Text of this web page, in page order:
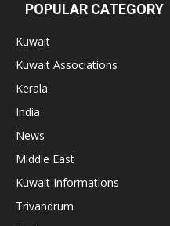
POPULAR CATEGORY
Kuwait
Kuwait Associations
Kerala
India
News
Middle East
Kuwait Informations
Trivandrum